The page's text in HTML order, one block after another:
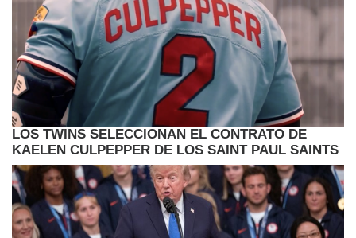
LOS TWINS SELECCIONAN EL CONTRATO DE
KAELEN CULPEPPER DE LOS SAINT PAUL SAINTS